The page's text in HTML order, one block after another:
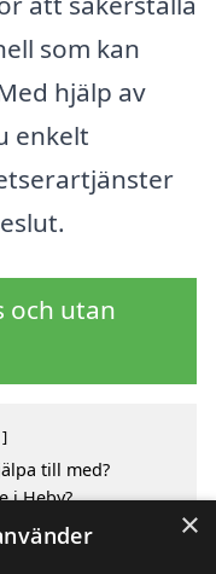
som kan
hjälp av
enkelt
och utan
till med?
i Heby?
i Heby
de omgivande
×